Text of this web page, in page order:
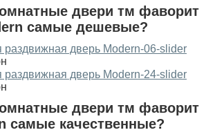
двери тм фаворит
самые дешевые?
дверь Modern-06-slider
дверь Modern-24-slider
двери тм фаворит
самые качественные?